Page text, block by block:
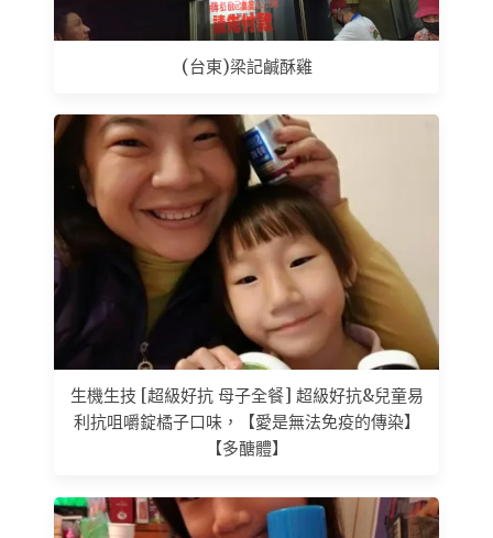
(台東)梁記鹹酥雞
生機生技 [超級好抗 母子全餐] 超級好抗&兒童易
利抗咀嚼錠橘子口味，【愛是無法免疫的傳染】
【多醣體】